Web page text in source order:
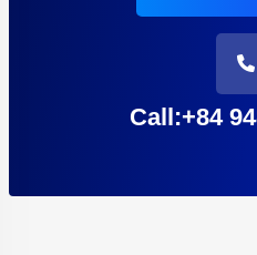
Call:+84